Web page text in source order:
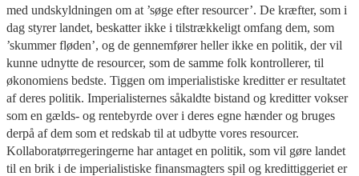
med undskyldningen om at ’søge efter resourcer’. De kræfter, som i
dag styrer landet, beskatter ikke i tilstrækkeligt omfang dem, som
’skummer fløden’, og de gennemfører heller ikke en politik, der vil
kunne udnytte de resourcer, som de samme folk kontrollerer, til
økonomiens bedste. Tiggen om imperialistiske kreditter er resultatet
af deres politik. Imperialisternes såkaldte bistand og kreditter vokser
som en gælds- og rentebyrde over i deres egne hænder og bruges
derpå af dem som et redskab til at udbytte vores resourcer.
Kollaboratørregeringerne har antaget en politik, som vil gøre landet
til en brik i de imperialistiske finansmagters spil og kredittiggeriet er